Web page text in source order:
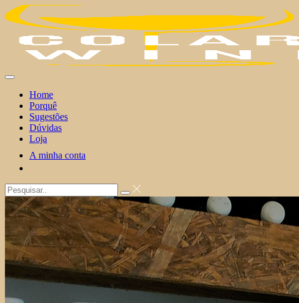
Skip
to
Home
Porquê
Sugestões
Dúvidas
Loja
A minha conta